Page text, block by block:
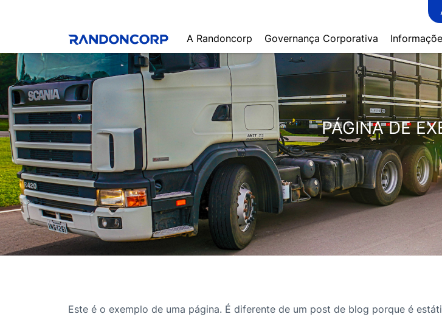
A Randoncorp Governança Corporativa
PÁGINA DE
Este é o exemplo de uma página. É diferente de um post de blog porque é